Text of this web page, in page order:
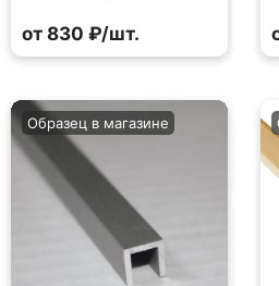
от 830 ₽/шт.
Образец в магазине